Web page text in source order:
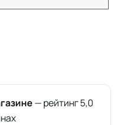
— рейтинг 5,0